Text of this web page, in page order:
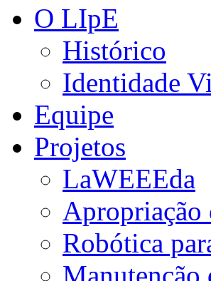
O LIpE
Histórico
Identidade
Equipe
Projetos
LaWEEEda
Robótica
Manutenção